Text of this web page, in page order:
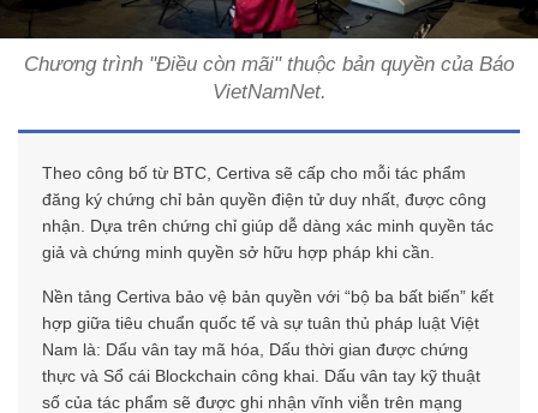
Chương trình "Điều còn mãi" thuộc bản quyền của Báo
VietNamNet.
Theo công bố từ BTC, Certiva sẽ cấp cho mỗi tác phẩm
đăng ký chứng chỉ bản quyền điện tử duy nhất, được công
nhận. Dựa trên chứng chỉ giúp dễ dàng xác minh quyền tác
giả và chứng minh quyền sở hữu hợp pháp khi cần.
Nền tảng Certiva bảo vệ bản quyền với “bộ ba bất biến” kết
hợp giữa tiêu chuẩn quốc tế và sự tuân thủ pháp luật Việt
Nam là: Dấu vân tay mã hóa, Dấu thời gian được chứng
thực và Sổ cái Blockchain công khai. Dấu vân tay kỹ thuật
số của tác phẩm sẽ được ghi nhận vĩnh viễn trên mạng